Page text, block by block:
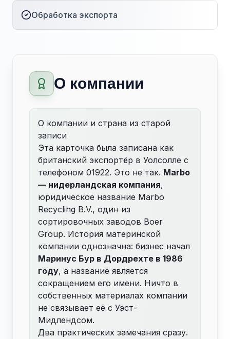
Обработка экспорта
О компании
О компании и страна из старой
записи
Эта карточка была записана как
британский экспортёр в Уолсолле с
телефоном 01922. Это не так. Marbo
— нидерландская компания,
юридическое название Marbo
Recycling B.V., один из
сортировочных заводов Boer
Group. История материнской
компании однозначна: бизнес начал
Маринус Бур в Дордрехте в 1986
году, а название является
сокращением его имени. Ничто в
собственных материалах компании
не связывает её с Уэст-
Мидлендсом.
Два практических замечания сразу.